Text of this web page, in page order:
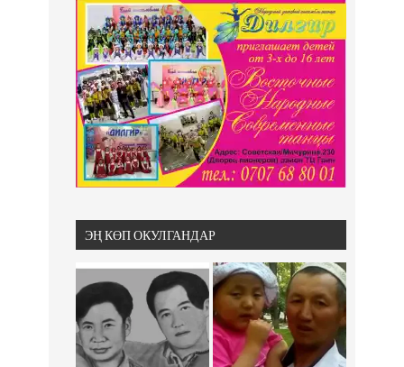
ЭҢ КӨП ОКУЛГАНДАР